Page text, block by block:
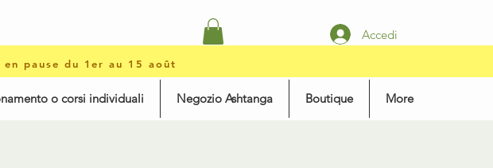
Accedi
pause du 1er au 15 août
o corsi individuali Negozio Ashtanga Boutique More